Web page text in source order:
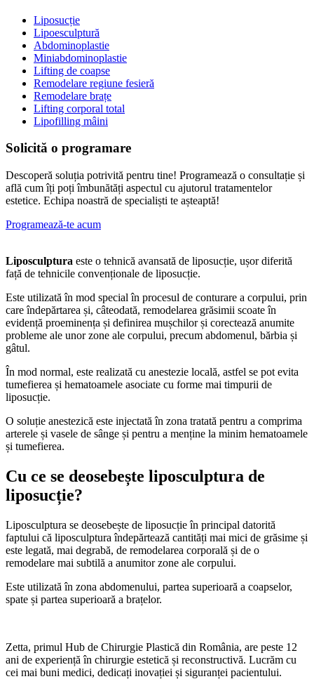
Liposucție
Lipoesculptură
Abdominoplastie
Miniabdominoplastie
Lifting de coapse
Remodelare regiune fesieră
Remodelare brațe
Lifting corporal total
Lipofilling mâini
Solicită o programare
Descoperă soluția potrivită pentru tine! Programează o consultație și
află cum îți poți îmbunătăți aspectul cu ajutorul tratamentelor
estetice. Echipa noastră de specialiști te așteaptă!
Programează-te acum
Liposculptura este o tehnică avansată de liposucție, ușor diferită
față de tehnicile convenționale de liposucție.
Este utilizată în mod special în procesul de conturare a corpului, prin
care îndepărtarea și, câteodată, remodelarea grăsimii scoate în
evidență proeminența și definirea mușchilor și corectează anumite
probleme ale unor zone ale corpului, precum abdomenul, bărbia și
gâtul.
În mod normal, este realizată cu anestezie locală, astfel se pot evita
tumefierea și hematoamele asociate cu forme mai timpurii de
liposucție.
O soluție anestezică este injectată în zona tratată pentru a comprima
arterele și vasele de sânge și pentru a menține la minim hematoamele
și tumefierea.
Cu ce se deosebește liposculptura de
liposucție?
Liposculptura se deosebește de liposucție în principal datorită
faptului că liposculptura îndepărtează cantități mai mici de grăsime și
este legată, mai degrabă, de remodelarea corporală și de o
remodelare mai subtilă a anumitor zone ale corpului.
Este utilizată în zona abdomenului, partea superioară a coapselor,
spate și partea superioară a brațelor.
Zetta, primul Hub de Chirurgie Plastică din România, are peste 12
ani de experiență în chirurgie estetică și reconstructivă. Lucrăm cu
cei mai buni medici, dedicați inovației și siguranței pacientului.